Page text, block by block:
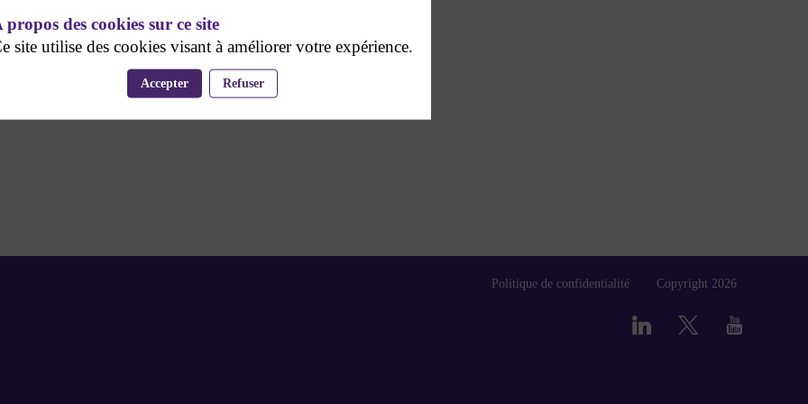
Politique de confidentialité Copyright 2026
propos des cookies sur ce site
site utilise des cookies visant à améliorer votre expérience.
Accepter Refuser